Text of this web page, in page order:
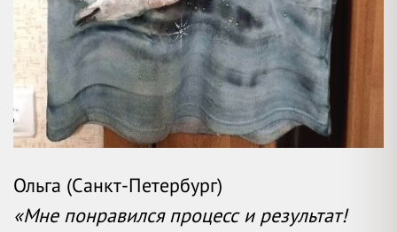
Ольга (Санкт-Петербург)
«Мне понравился процесс и результат!